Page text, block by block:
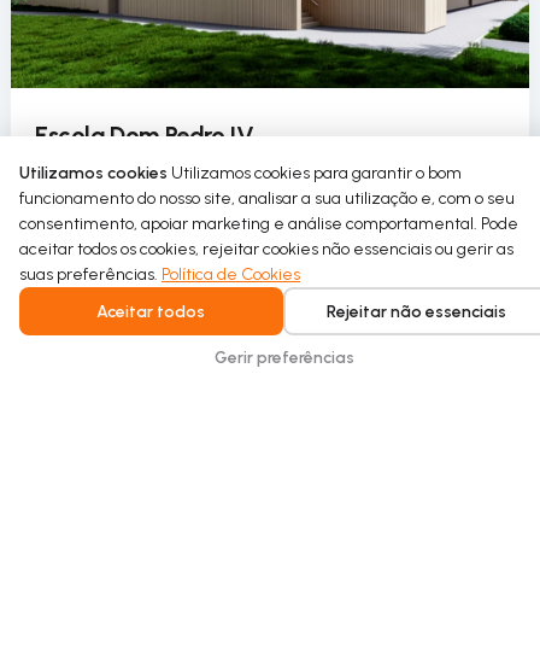
Escola Dom Pedro IV
A Escola Dom Pedro IV introduz o uso circular da
água no seu pavilhão desportivo como parte de um
projeto de requalificação sustentável.
Read more
Utilizamos cookies Utilizamos cookies para garantir o bom
funcionamento do nosso site, analisar a sua utilização e, com o seu
consentimento, apoiar marketing e análise comportamental. Pode
aceitar todos os cookies, rejeitar cookies não essenciais ou gerir as
suas preferências. Política de Cookies
Aceitar todos
Rejeitar não essenciais
Gerir preferências